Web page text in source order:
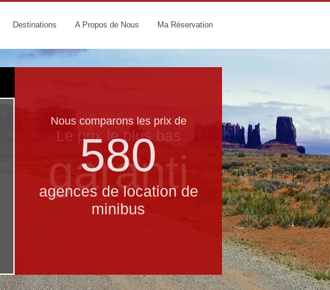
Destinations A Propos de Nous Ma Réservation
Nous comparons les prix de
580
agences de location de
minibus
Le prix le​ plus bas
garanti